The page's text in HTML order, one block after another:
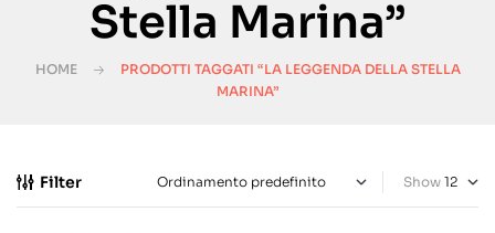
Stella Marina”
HOME
PRODOTTI TAGGATI “LA LEGGENDA DELLA STELLA
MARINA”
Filter Show